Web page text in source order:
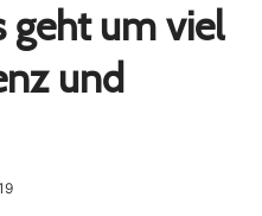
geht um viel
und